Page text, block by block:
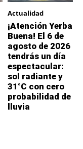
Actualidad
¡Atención Yerba
Buena! El 6 de
agosto de 2026
tendrás un día
espectacular:
sol radiante y
31°C con cero
probabilidad de
lluvia